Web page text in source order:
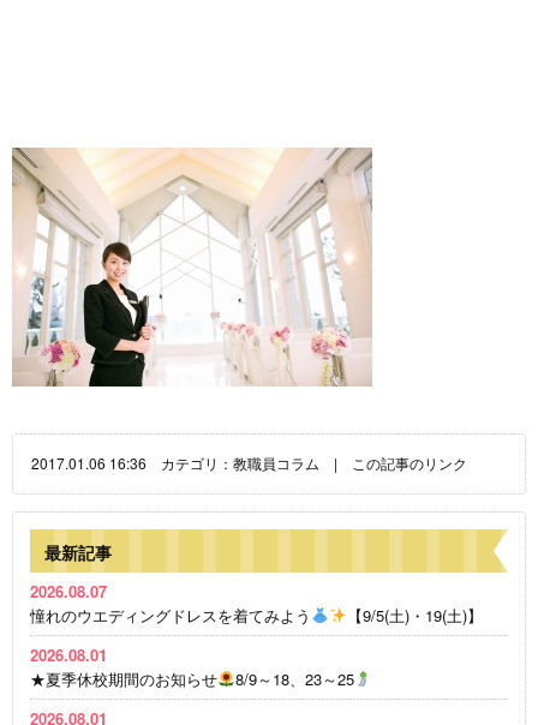
2017.01.06 16:36 カテゴリ： 教職員コラム | この記事のリンク
最新記事
2026.08.07
憧れのウエディングドレスを着てみよう
【9/5(土)・19(土)】
2026.08.01
★夏季休校期間のお知らせ
8/9～18、23～25
2026.08.01